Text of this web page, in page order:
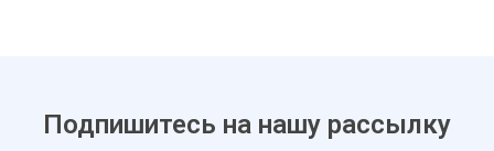
Подпишитесь на нашу рассылку